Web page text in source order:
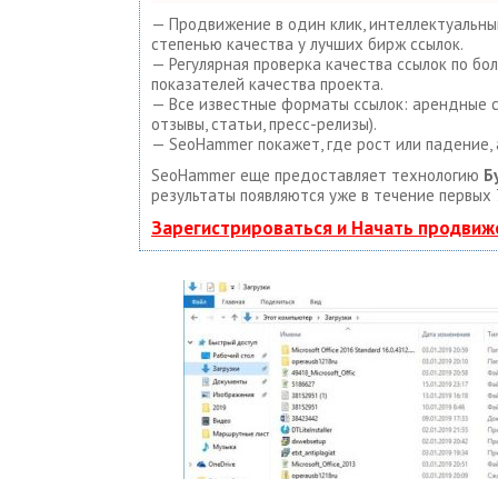
— Продвижение в один клик,
степенью качества у лучших бирж ссылок.
— Регулярная проверка качества ссылок по
показателей качества проекта.
— Все известные форматы ссылок: арендные
отзывы, статьи, пресс-релизы).
— SeoHammer покажет, где рост или
SeoHammer еще предоставляет технологию
результаты появляются уже в течение первых
Зарегистрироваться и Начать